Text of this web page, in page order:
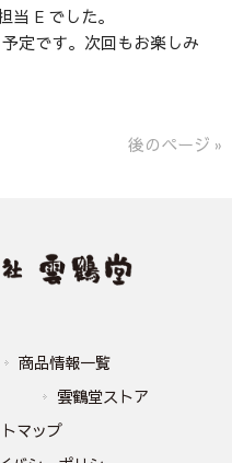
E でした。
定です。次回もお楽しみ
後のページ »
商品情報一覧
雲鶴堂ストア
マップ